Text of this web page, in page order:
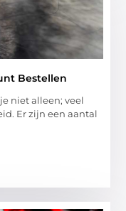
Bestellen
niet alleen; veel
Er zijn een aantal